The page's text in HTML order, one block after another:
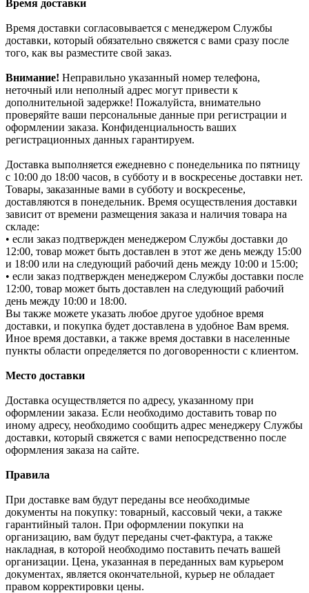
Время доставки
Время доставки согласовывается с менеджером Службы
доставки, который обязательно свяжется с вами сразу после
того, как вы разместите свой заказ.
Внимание! Неправильно указанный номер телефона,
неточный или неполный адрес могут привести к
дополнительной задержке! Пожалуйста, внимательно
проверяйте ваши персональные данные при регистрации и
оформлении заказа. Конфиденциальность ваших
регистрационных данных гарантируем.
Доставка выполняется ежедневно с понедельника по пятницу
с 10:00 до 18:00 часов, в субботу и в воскресенье доставки нет.
Товары, заказанные вами в субботу и воскресенье,
доставляются в понедельник. Время осуществления доставки
зависит от времени размещения заказа и наличия товара на
складе:
• если заказ подтвержден менеджером Службы доставки до
12:00, товар может быть доставлен в этот же день между 15:00
и 18:00 или на следующий рабочий день между 10:00 и 15:00;
• если заказ подтвержден менеджером Службы доставки после
12:00, товар может быть доставлен на следующий рабочий
день между 10:00 и 18:00.
Вы также можете указать любое другое удобное время
доставки, и покупка будет доставлена в удобное Вам время.
Иное время доставки, а также время доставки в населенные
пункты области определяется по договоренности с клиентом.
Место доставки
Доставка осуществляется по адресу, указанному при
оформлении заказа. Если необходимо доставить товар по
иному адресу, необходимо сообщить адрес менеджеру Службы
доставки, который свяжется с вами непосредственно после
оформления заказа на сайте.
Правила
При доставке вам будут переданы все необходимые
документы на покупку: товарный, кассовый чеки, а также
гарантийный талон. При оформлении покупки на
организацию, вам будут переданы счет-фактура, а также
накладная, в которой необходимо поставить печать вашей
организации. Цена, указанная в переданных вам курьером
документах, является окончательной, курьер не обладает
правом корректировки цены.